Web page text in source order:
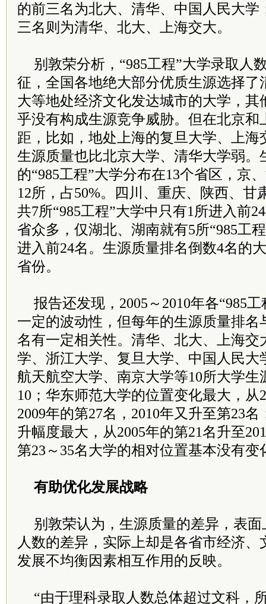
的前三名为北大、清华、中国人民大学
三名则为清华、北大、上海交大。
别敦荣分析，“985工程”大学录取人
征，全国各地绝大部分优质生源选择了
大等地处经济文化发达城市的大学，其
乎没有构成生源竞争威胁。但在北京和
距，比如，地处上海的复旦大学、上海
生源质量也比北京大学、清华大学弱。
的“985工程”大学分布在13个省区，京
12所，占50%。四川、重庆、陕西、甘
共7所“985工程”大学中只有1所进入前
省众多，仅湖北、湖南就有5所“985工
进入前24名。生源质量排名倒数4名的
省份。
报告还发现，2005～2010年各“985
一定的波动性，但每年的生源质量排名
名有一定相关性。清华、北大、上海交
学、浙江大学、复旦大学、中国人民大
航天航空大学、南京大学等10所大学生
10；华东师范大学的位置变化最大，从
2009年的第27名，2010年又升至第23
升幅度最大，从2005年的第21名升至
第23～35名大学的相对位置基本没有变
有助优化发展战略
别敦荣认为，生源质量的差异，表
人数的差异，实际上却是各省市经济
发展不均衡因素相互作用的反映。
“由于理科录取人数总体超过文科，